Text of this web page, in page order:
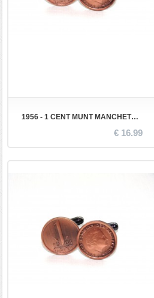
1956 - 1 CENT MUNT MANCHETKNOPEN
€ 16.99